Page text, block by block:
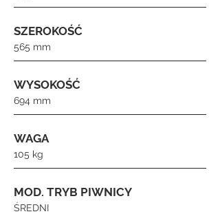
SZEROKOŚĆ
565 mm
WYSOKOŚĆ
694 mm
WAGA
105 kg
MOD. TRYB PIWNICY
ŚREDNI